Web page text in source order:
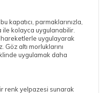
kapatıcı, parmaklarınızla,
ile kolayca uygulanabilir.
uygulayarak
altı morluklarını
uygulamak daha
renk yelpazesi sunarak